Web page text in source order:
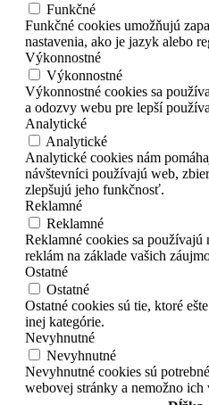
Funkčné
Funkčné cookies umožňujú
nastavenia, ako je jazyk alebo
Výkonnostné
Výkonnostné
Výkonnostné cookies sa
a odozvy webu pre lepší
Analytické
Analytické
Analytické cookies nám
návštevníci používajú web,
zlepšujú jeho funkčnosť.
Reklamné
Reklamné
Reklamné cookies sa používajú
reklám na základe vašich
Ostatné
Ostatné
Ostatné cookies sú tie, ktoré
inej kategórie.
Nevyhnutné
Nevyhnutné
Nevyhnutné cookies sú
webovej stránky a nemožno